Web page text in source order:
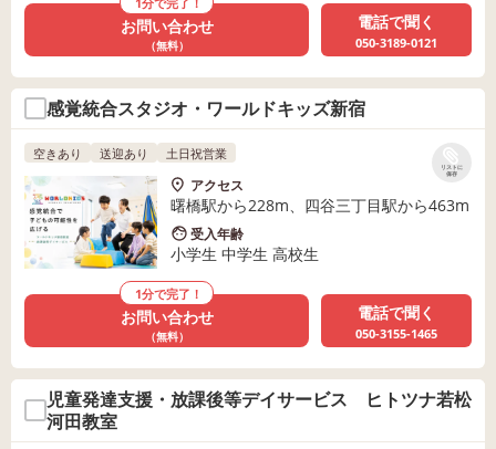
お問い合わせ
（無料）
電話で聞く
050-3189-0121
感覚統合スタジオ・ワールドキッズ新宿
リストに
保存
空きあり 送迎あり 土日祝営業
アクセス
曙橋駅から228m、四谷三丁目駅から463m
受入年齢
小学生 中学生 高校生
1分で完了！
お問い合わせ
（無料）
電話で聞く
050-3155-1465
児童発達支援・放課後等デイサービス ヒトツナ若松
河田教室